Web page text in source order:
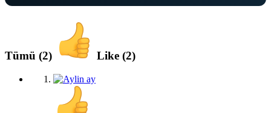
Tümü (2) Like (2)